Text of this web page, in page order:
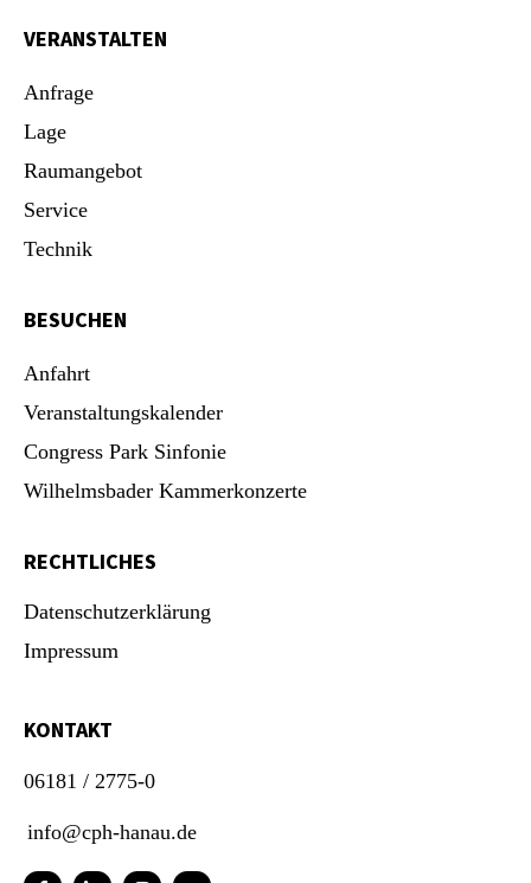
VERANSTALTEN
Anfrage
Lage
Raumangebot
Service
Technik
BESUCHEN
Anfahrt
Veranstaltungskalender
Congress Park Sinfonie
Wilhelmsbader Kammerkonzerte
RECHTLICHES
Datenschutzerklärung
Impressum
KONTAKT
06181 / 2775-0
info@cph-hanau.de